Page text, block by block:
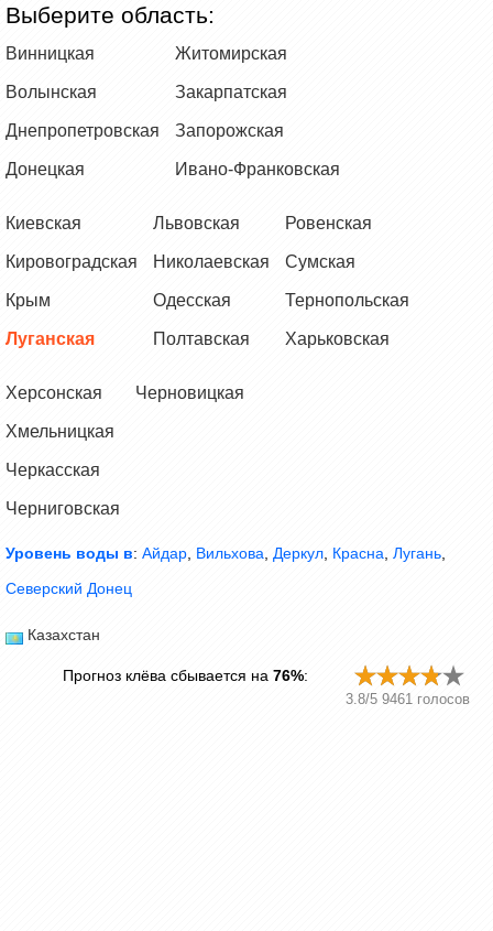
Выберите область:
Винницкая
Волынская
Днепропетровская
Донецкая
Житомирская
Закарпатская
Запорожская
Ивано-Франковская
Киевская
Кировоградская
Крым
Луганская
Львовская
Николаевская
Одесская
Полтавская
Ровенская
Сумская
Тернопольская
Харьковская
Херсонская
Хмельницкая
Черкасская
Черниговская
Черновицкая
Уровень воды в: Айдар Вильхова Деркул Красна Лугань
Северский Донец
Казахстан
Прогноз клёва сбывается на 76%:
3.8/5 9461 голосов